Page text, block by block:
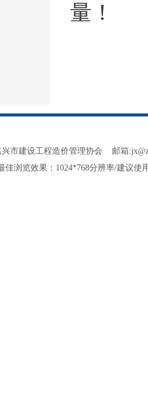
量！
兴市建设工程造价管理协会 邮箱
佳浏览效果：1024*768分辨率/建议